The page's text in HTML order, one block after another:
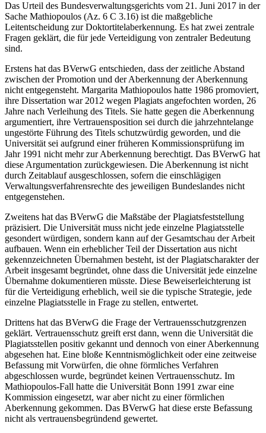
Das Urteil des Bundesverwaltungsgerichts vom 21. Juni 2017 in der
Sache Mathiopoulos (Az. 6 C 3.16) ist die maßgebliche
Leitentscheidung zur Doktortitelaberkennung. Es hat zwei zentrale
Fragen geklärt, die für jede Verteidigung von zentraler Bedeutung
sind.
Erstens hat das BVerwG entschieden, dass der zeitliche Abstand
zwischen der Promotion und der Aberkennung der Aberkennung
nicht entgegensteht. Margarita Mathiopoulos hatte 1986 promoviert,
ihre Dissertation war 2012 wegen Plagiats angefochten worden, 26
Jahre nach Verleihung des Titels. Sie hatte gegen die Aberkennung
argumentiert, ihre Vertrauensposition sei durch die jahrzehntelange
ungestörte Führung des Titels schutzwürdig geworden, und die
Universität sei aufgrund einer früheren Kommissionsprüfung im
Jahr 1991 nicht mehr zur Aberkennung berechtigt. Das BVerwG hat
diese Argumentation zurückgewiesen. Die Aberkennung ist nicht
durch Zeitablauf ausgeschlossen, sofern die einschlägigen
Verwaltungsverfahrensrechte des jeweiligen Bundeslandes nicht
entgegenstehen.
Zweitens hat das BVerwG die Maßstäbe der Plagiatsfeststellung
präzisiert. Die Universität muss nicht jede einzelne Plagiatsstelle
gesondert würdigen, sondern kann auf der Gesamtschau der Arbeit
aufbauen. Wenn ein erheblicher Teil der Dissertation aus nicht
gekennzeichneten Übernahmen besteht, ist der Plagiatscharakter der
Arbeit insgesamt begründet, ohne dass die Universität jede einzelne
Übernahme dokumentieren müsste. Diese Beweiserleichterung ist
für die Verteidigung erheblich, weil sie die typische Strategie, jede
einzelne Plagiatsstelle in Frage zu stellen, entwertet.
Drittens hat das BVerwG die Frage der Vertrauensschutzgrenzen
geklärt. Vertrauensschutz greift erst dann, wenn die Universität die
Plagiatsstellen positiv gekannt und dennoch von einer Aberkennung
abgesehen hat. Eine bloße Kenntnismöglichkeit oder eine zeitweise
Befassung mit Vorwürfen, die ohne förmliches Verfahren
abgeschlossen wurde, begründet keinen Vertrauensschutz. Im
Mathiopoulos-Fall hatte die Universität Bonn 1991 zwar eine
Kommission eingesetzt, war aber nicht zu einer förmlichen
Aberkennung gekommen. Das BVerwG hat diese erste Befassung
nicht als vertrauensbegründend gewertet.